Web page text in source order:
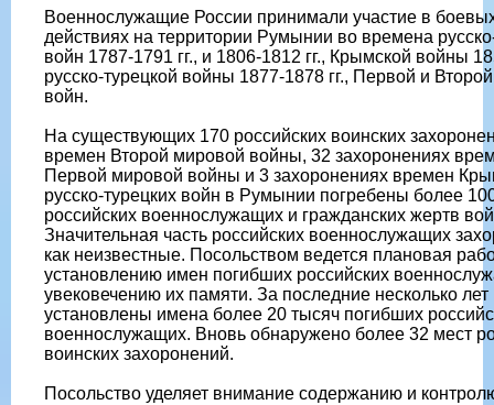
Военнослужащие России принимали участие в
действиях на территории Румынии во времена
войн 1787-1791 гг., и 1806-1812 гг., Крымской войны
русско-турецкой войны 1877-1878 гг., Первой и
войн.
На существующих 170 российских воинских
времен Второй мировой войны, 32 захоронениях
Первой мировой войны и 3 захоронениях времен
русско-турецких войн в Румынии погребены более
российских военнослужащих и гражданских жертв
Значительная часть российских военнослужащих
как неизвестные. Посольством ведется плановая
установлению имен погибших российских
увековечению их памяти. За последние несколько лет
установлены имена более 20 тысяч погибших
военнослужащих. Вновь обнаружено более 32 мест
воинских захоронений.
Посольство уделяет внимание содержанию и